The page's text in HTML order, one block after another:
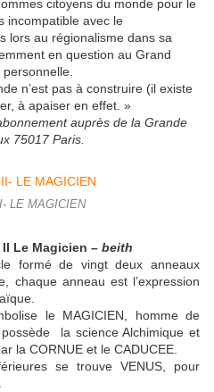
citoyens du monde pour le
incompatible avec le
lors au régionalisme dans sa
en question au Grand
n’est pas à construire (il existe
à apaiser en effet. »
auprès de la Grande
75017 Paris.
LE MAGICIEN
II Le Magicien – beith
formé de vingt deux anneaux
chaque anneau est l’expression
le MAGICIEN, homme de
la science Alchimique et
la CORNUE et le CADUCEE.
se trouve VENUS, pour